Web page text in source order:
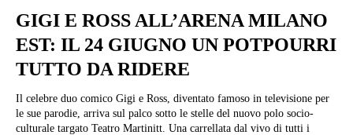
GIGI E ROSS ALL’ARENA MILANO
EST: IL 24 GIUGNO UN POTPOURRI
TUTTO DA RIDERE
Il celebre duo comico Gigi e Ross, diventato famoso in televisione per
le sue parodie, arriva sul palco sotto le stelle del nuovo polo socio-
culturale targato Teatro Martinitt. Una carrellata dal vivo di tutti i